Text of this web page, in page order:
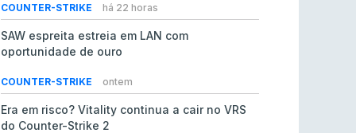
COUNTER-STRIKE há 22 horas
SAW espreita estreia em LAN com
oportunidade de ouro
COUNTER-STRIKE ontem
Era em risco? Vitality continua a cair no VRS
do Counter-Strike 2